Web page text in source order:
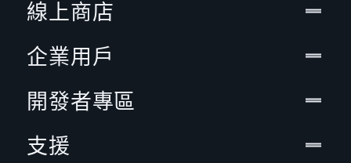
線上商店
企業用戶
開發者專區
支援